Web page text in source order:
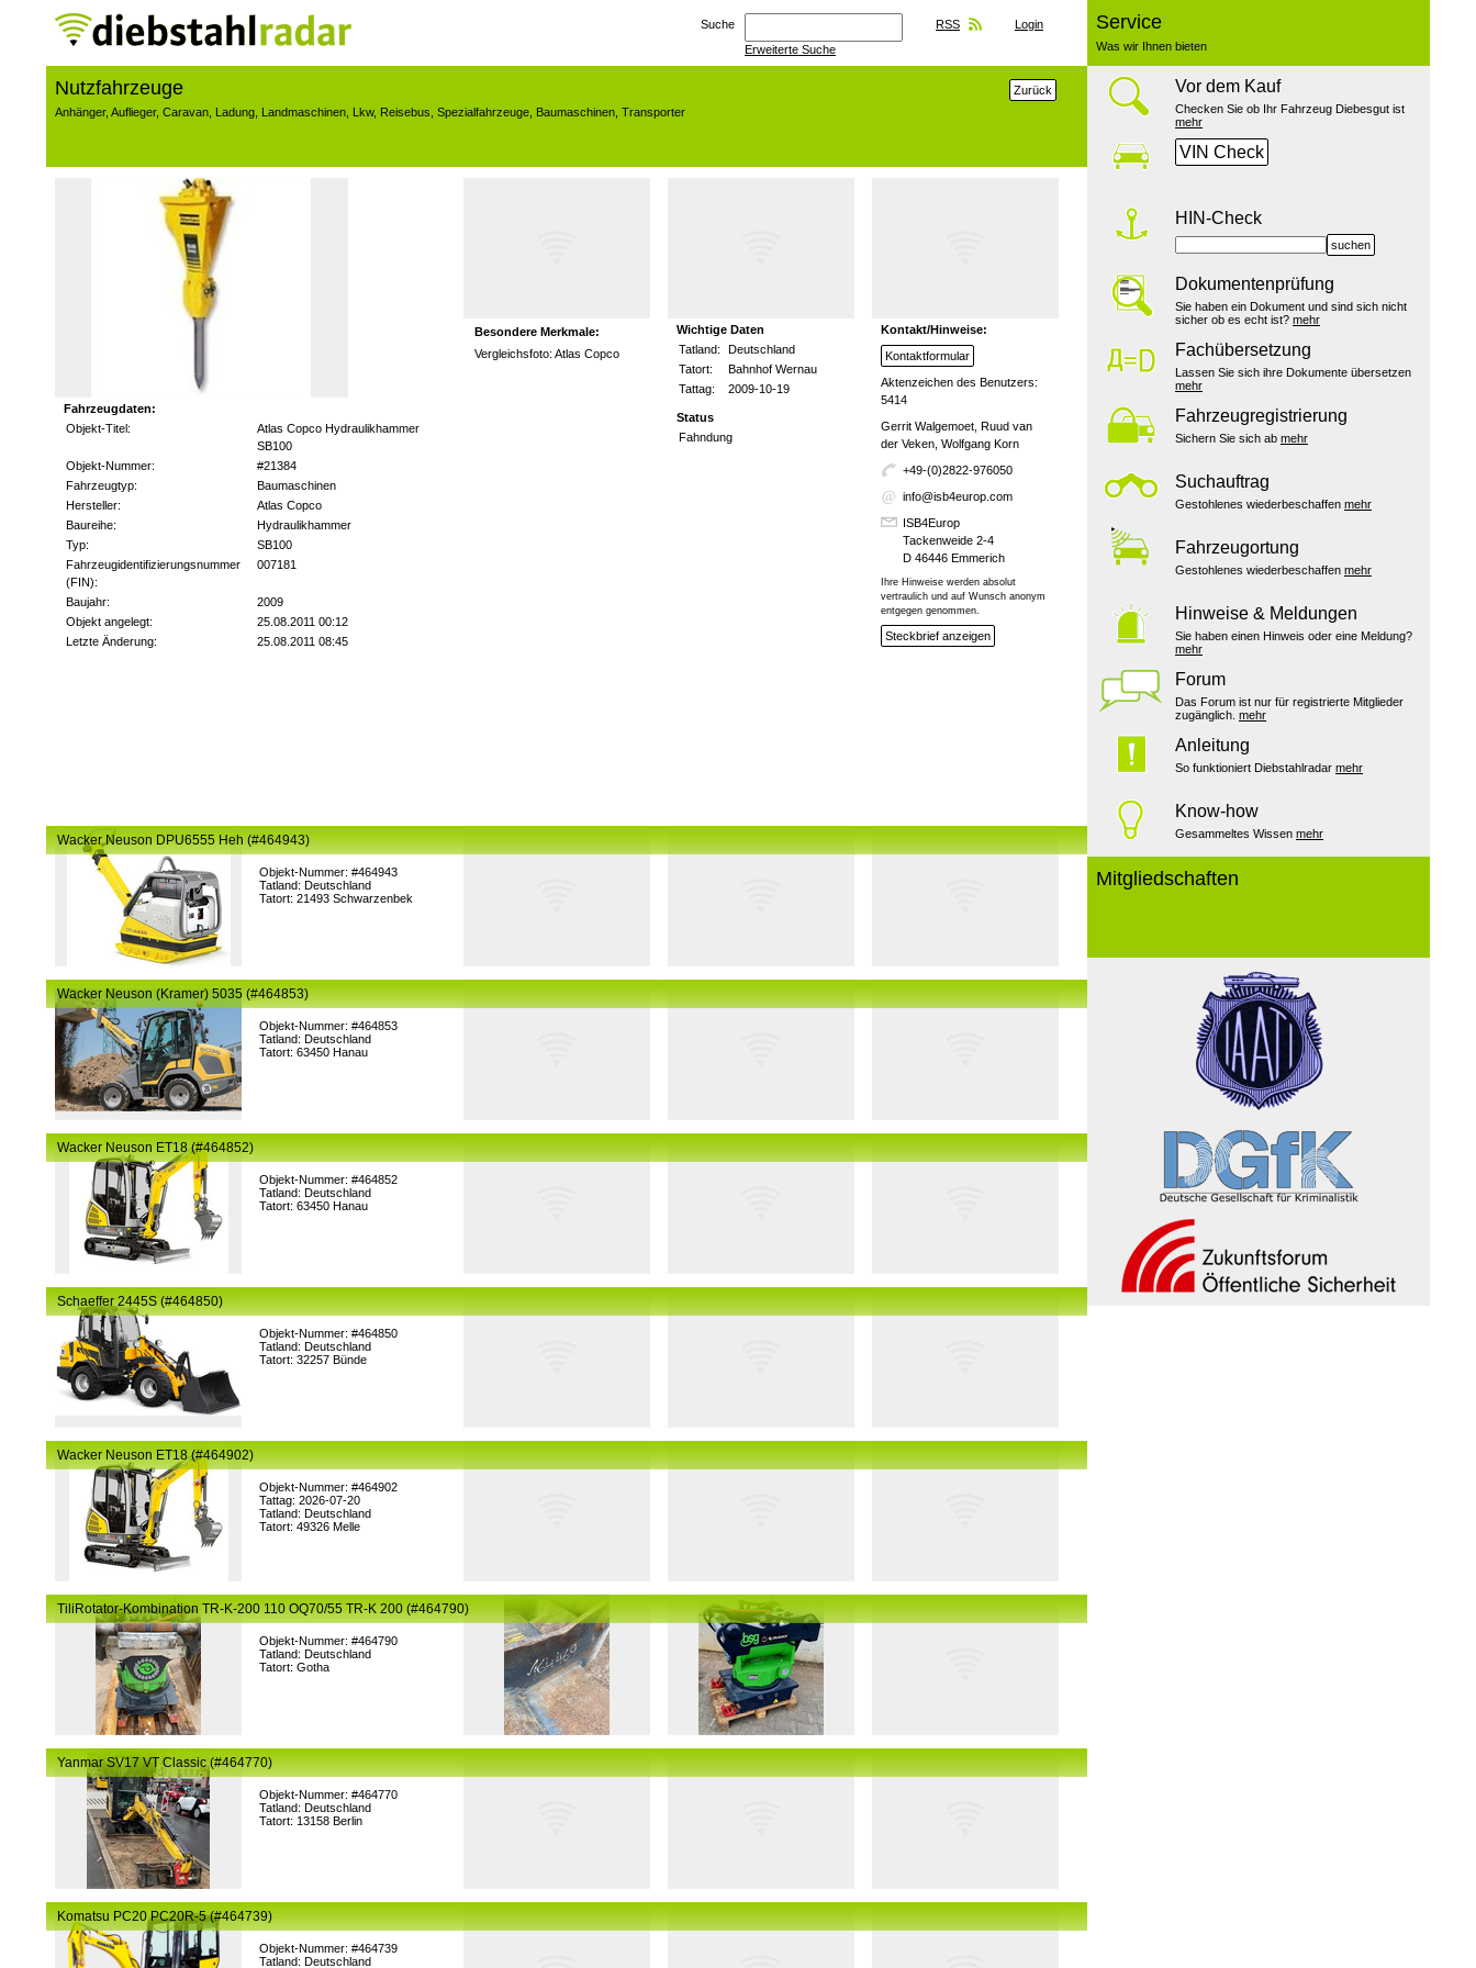
Service
Was wir Ihnen bieten
Vor dem Kauf
Checken Sie ob Ihr Fahrzeug Diebesgut ist
mehr
VIN Check
HIN-Check
suchen
Dokumentenprüfung
Sie haben ein Dokument und sind sich nicht
sicher ob es echt ist? mehr
Fachübersetzung
Lassen Sie sich ihre Dokumente übersetzen
mehr
Fahrzeugregistrierung
Sichern Sie sich ab mehr
Suchauftrag
Gestohlenes wiederbeschaffen mehr
Fahrzeugortung
Gestohlenes wiederbeschaffen mehr
Hinweise & Meldungen
Sie haben einen Hinweis oder eine Meldung?
mehr
Forum
Das Forum ist nur für registrierte Mitglieder
zugänglich. mehr
Anleitung
So funktioniert Diebstahlradar mehr
Know-how
Gesammeltes Wissen mehr
Mitgliedschaften
Suche
Erweiterte Suche
RSS Login
Nutzfahrzeuge
Zurück
Anhänger, Auflieger, Caravan Ladung Landmaschinen Lkw, Reisebus Spezialfahrzeuge Baumaschinen Transporter
Fahrzeugdaten:
Objekt-Titel:
Atlas Copco Hydraulikhammer
SB100
Objekt-Nummer:
#21384
Fahrzeugtyp:
Baumaschinen
Hersteller:
Atlas Copco
Baureihe:
Hydraulikhammer
Typ:
SB100
Fahrzeugidentifizierungsnummer
(FIN):
007181
Baujahr:
2009
Objekt angelegt:
25.08.2011 00:12
Letzte Änderung:
25.08.2011 08:45
Besondere Merkmale:
Vergleichsfoto: Atlas Copco
Wichtige Daten
Tatland:
Deutschland
Tatort:
Bahnhof Wernau
Tattag:
2009-10-19
Status
Fahndung
Kontakt/Hinweise:
Kontaktformular
Aktenzeichen des Benutzers:
5414
Gerrit Walgemoet, Ruud van
der Veken, Wolfgang Korn
+49-(0)2822-976050
info@isb4europ.com
ISB4Europ
Tackenweide 2-4
D 46446 Emmerich
Ihre Hinweise werden absolut
vertraulich und auf Wunsch anonym
entgegen genommen.
Steckbrief anzeigen
Objekt-Nummer: #464943
Tatland: Deutschland
Tatort: 21493 Schwarzenbek
Wacker Neuson DPU6555 Heh (#464943)
Objekt-Nummer: #464853
Tatland: Deutschland
Tatort: 63450 Hanau
Wacker Neuson (Kramer) 5035 (#464853)
Objekt-Nummer: #464852
Tatland: Deutschland
Tatort: 63450 Hanau
Wacker Neuson ET18 (#464852)
Objekt-Nummer: #464850
Tatland: Deutschland
Tatort: 32257 Bünde
Schaeffer 2445S (#464850)
Objekt-Nummer: #464902
Tattag: 2026-07-20
Tatland: Deutschland
Tatort: 49326 Melle
Wacker Neuson ET18 (#464902)
Objekt-Nummer: #464790
Tatland: Deutschland
Tatort: Gotha
TiliRotator-Kombination TR-K-200 110 OQ70/55 TR-K 200 (#464790)
Objekt-Nummer: #464770
Tatland: Deutschland
Tatort: 13158 Berlin
Yanmar SV17 VT Classic (#464770)
Objekt-Nummer: #464739
Tatland: Deutschland
Komatsu PC20 PC20R-5 (#464739)